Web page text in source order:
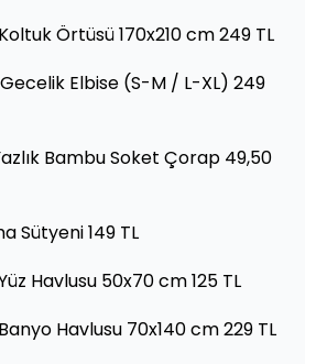
Örtüsü 170x210 cm 249 TL
Elbise (S-M / L-XL) 249
Bambu Soket Çorap 49,50
Sütyeni 149 TL
Havlusu 50x70 cm 125 TL
Havlusu 70x140 cm 229 TL